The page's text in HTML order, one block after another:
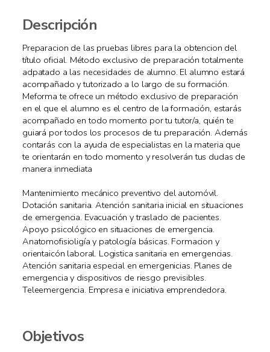
Descripción
Preparacion de las pruebas libres para la obtencion del
título oficial. Método exclusivo de preparación totalmente
adpatado a las necesidades de alumno. El alumno estará
acompañado y tutorizado a lo largo de su formación.
Meforma te ofrece un método exclusivo de preparación
en el que el alumno es el centro de la formación, estarás
acompañado en todo momento por tu tutor/a, quién te
guiará por todos los procesos de tu preparación. Además
contarás con la ayuda de especialistas en la materia que
te orientarán en todo momento y resolverán tus dudas de
manera inmediata
Mantenimiento mecánico preventivo del automóvil.
Dotación sanitaria. Atención sanitaria inicial en situaciones
de emergencia. Evacuación y traslado de pacientes.
Apoyo psicológico en situaciones de emergencia.
Anatomofisioligía y patología básicas. Formacion y
orientaicón laboral. Logistica sanitaria en emergencias.
Atención sanitaria especial en emergenicias. Planes de
emergencia y dispositivos de riesgo previsibles.
Teleemergencia. Empresa e iniciativa emprendedora.
Objetivos